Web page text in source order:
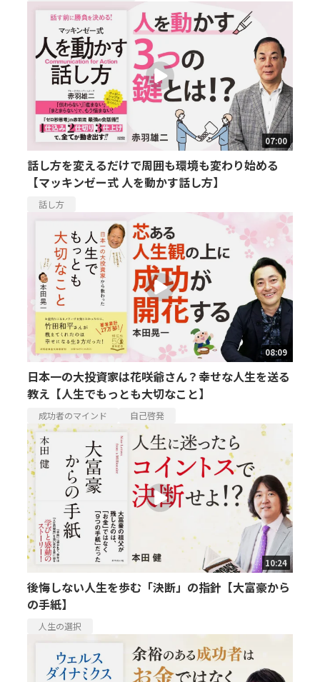
07:00
話し方を変えるだけで周囲も環境も変わり始める
【マッキンゼー式 人を動かす話し方】
話し方
08:09
日本一の大投資家は花咲爺さん？幸せな人生を送る
教え【人生でもっとも大切なこと】
成功者のマインド 自己啓発
10:24
後悔しない人生を歩む「決断」の指針【大富豪から
の手紙】
人生の選択